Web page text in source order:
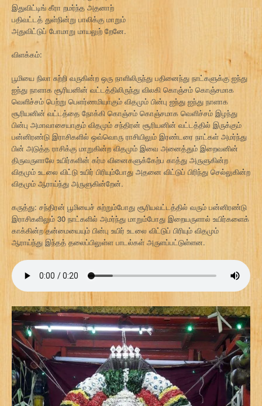
இதுவிட்டிங் கீரா றமர்ந்த அதனாற்
பதிவட்டத் துள்நின்று பாலிக்கு மாறும்
அதுவிட்டுப் போமாறு மாயலுற் றேனே.
விளக்கம்:
பூமியை நிலா சுற்றி வருகின்ற ஒரு நாளிலிருந்து பதினைந்து நாட்களுக்கு ஐந்து
ஐந்து நாளாக சூரியனின் வட்டத்திலிருந்து விலகி கொஞ்சம் கொஞ்சமாக
வெளிச்சம் பெற்று பெளர்ணமியாகும் விதமும் பின்பு ஐந்து ஐந்து நாளாக
சூரியனின் வட்டத்தை நோக்கி கொஞ்சம் கொஞ்சமாக வெளிச்சம் இழந்து
பின்பு அமாவாசையாகும் விதமும் சந்திரன் சூரியனின் வட்டத்தில் இருக்கும்
பன்னிரண்டு இராசிகளில் ஒவ்வொரு ராசியிலும் இரண்டரை நாட்கள் அமர்ந்து
பின் அடுத்த ராசிக்கு மாறுகின்ற விதமும் இவை அனைத்தும் இறைவனின்
திருவருளாலே உயிர்களின் கர்ம வினைகளுக்கேற்ப காத்து அருளுகின்ற
விதமும் உடலை விட்டு உயிர் பிரியும்போது அதனை விட்டுப் பிரிந்து செல்லுகின்ற
விதமும் ஆராய்ந்து அருளுகின்றேன்.
கருத்து: சந்திரன் பூமியைச் சுற்றும்போது சூரியவட்டத்தில் வரும் பன்னிரண்டு
இராசிகளிலும் 30 நாட்களில் அமர்ந்து மாறும்போது இறையருளால் உயிர்களைக்
காக்கின்ற தன்மையையும் பின்பு உயிர் உடலை விட்டுப் பிரியும் விதமும்
ஆராய்ந்து இந்தத் தலைப்பிலுள்ள பாடல்கள் அருளப்பட்டுள்ளன.